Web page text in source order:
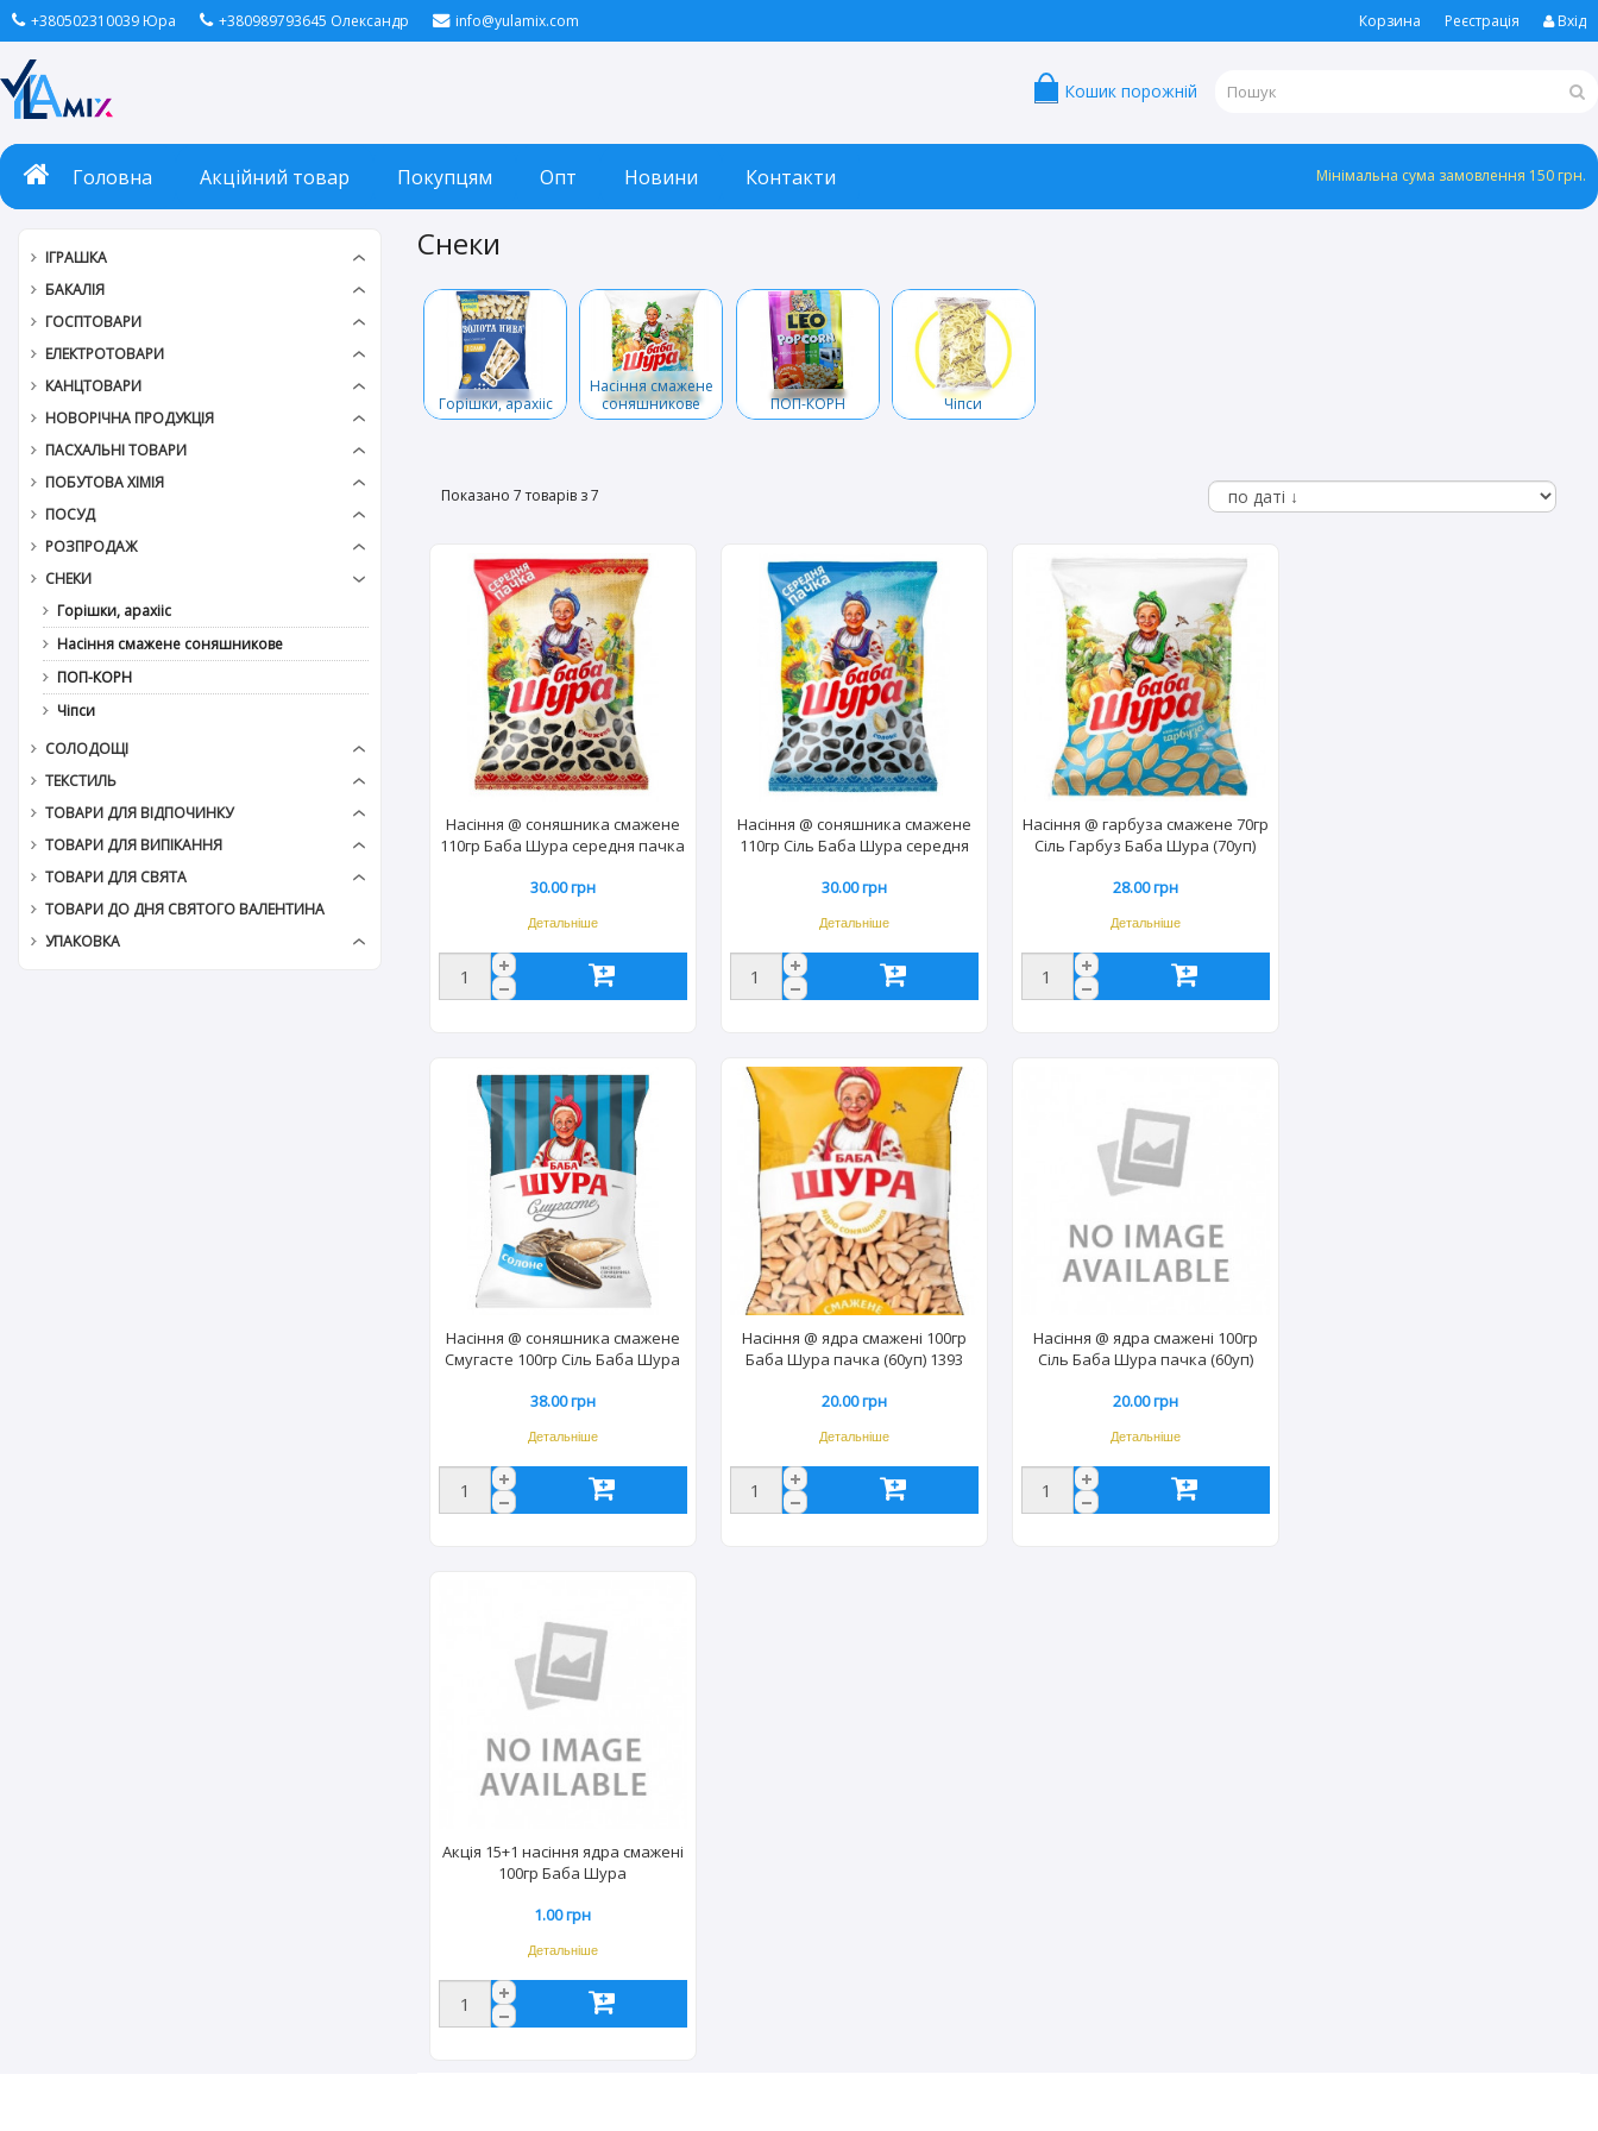
+380502310039 Юра +380989793645 Олександр info@yulamix.com Корзина Реєстрація Вхід
Кошик порожній
Головна Акційний товар Покупцям Опт Новини Контакти Мінімальна сума замовлення 150 грн.
ІГРАШКА
БАКАЛІЯ
ГОСПТОВАРИ
ЕЛЕКТРОТОВАРИ
КАНЦТОВАРИ
НОВОРІЧНА ПРОДУКЦІЯ
ПАСХАЛЬНІ ТОВАРИ
ПОБУТОВА ХІМІЯ
ПОСУД
РОЗПРОДАЖ
СНЕКИ
Горішки, арахііс
Насіння смажене соняшникове
ПОП-КОРН
Чіпси
СОЛОДОЩІ
ТЕКСТИЛЬ
ТОВАРИ ДЛЯ ВІДПОЧИНКУ
ТОВАРИ ДЛЯ ВИПІКАННЯ
ТОВАРИ ДЛЯ СВЯТА
ТОВАРИ ДО ДНЯ СВЯТОГО ВАЛЕНТИНА
УПАКОВКА
Снеки
Горішки, арахііс
Насіння смажене
соняшникове
ПОП-КОРН Чіпси
Показано 7 товарів з 7
Насіння @ соняшника смажене
110гр Баба Шура середня пачка
30.00 грн
Детальніше
Насіння @ соняшника смажене
110гр Сіль Баба Шура середня
30.00 грн
Детальніше
Насіння @ гарбуза смажене 70гр
Сіль Гарбуз Баба Шура (70уп)
28.00 грн
Детальніше
Насіння @ соняшника смажене
Смугасте 100гр Сіль Баба Шура
38.00 грн
Детальніше
Насіння @ ядра смажені 100гр
Баба Шура пачка (60уп) 1393
20.00 грн
Детальніше
Насіння @ ядра смажені 100гр
Сіль Баба Шура пачка (60уп)
20.00 грн
Детальніше
Акція 15+1 насіння ядра смажені
100гр Баба Шура
1.00 грн
Детальніше